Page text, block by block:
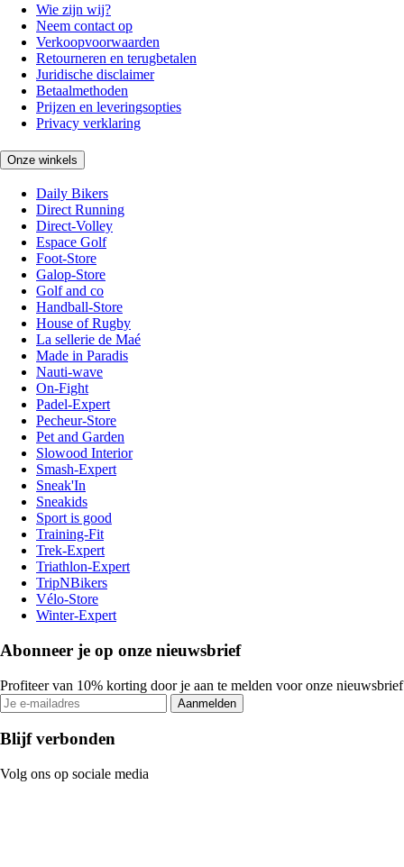
Wie zijn wij?
Neem contact op
Verkoopvoorwaarden
Retourneren en terugbetalen
Juridische disclaimer
Betaalmethoden
Prijzen en leveringsopties
Privacy verklaring
Onze winkels
Daily Bikers
Direct Running
Direct-Volley
Espace Golf
Foot-Store
Galop-Store
Golf and co
Handball-Store
House of Rugby
La sellerie de Maé
Made in Paradis
Nauti-wave
On-Fight
Padel-Expert
Pecheur-Store
Pet and Garden
Slowood Interior
Smash-Expert
Sneak'In
Sneakids
Sport is good
Training-Fit
Trek-Expert
Triathlon-Expert
TripNBikers
Vélo-Store
Winter-Expert
Abonneer je op onze nieuwsbrief
Profiteer van 10% korting door je aan te melden voor onze nieuwsbrief
Aanmelden
Blijf verbonden
Volg ons op sociale media